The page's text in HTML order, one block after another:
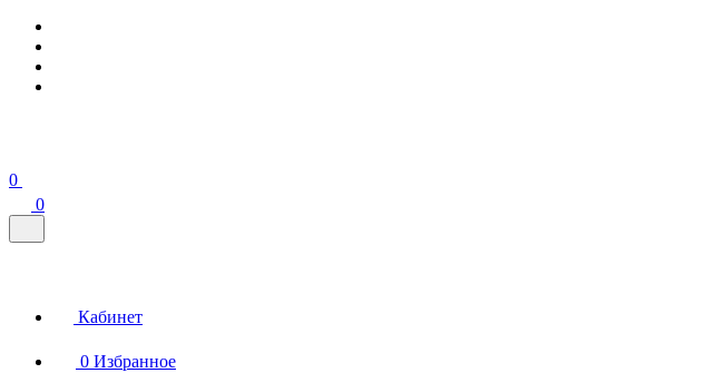
0
0
Кабинет
0 Избранное